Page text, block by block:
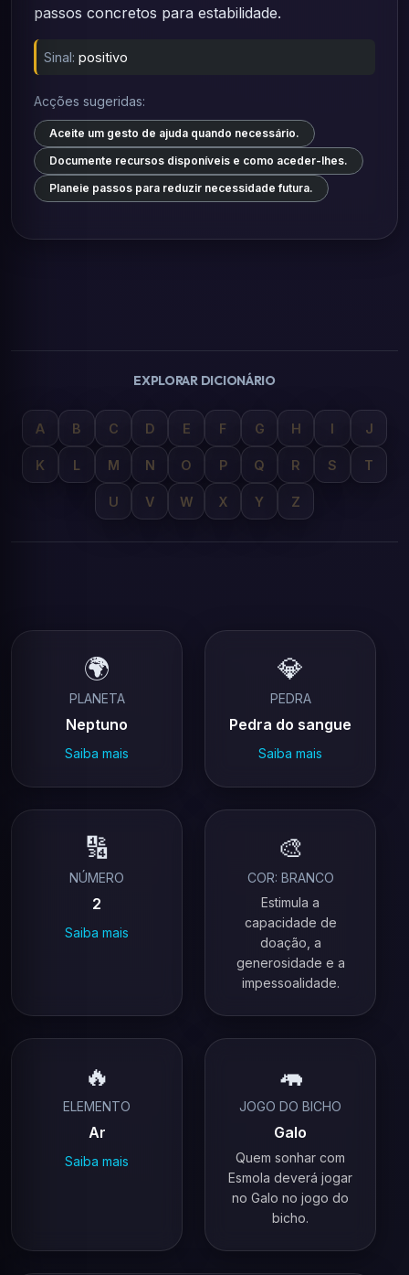
passos concretos para estabilidade.
Sinal: positivo
Acções sugeridas:
Aceite um gesto de ajuda quando necessário.
Documente recursos disponíveis e como aceder-lhes.
Planeie passos para reduzir necessidade futura.
EXPLORAR DICIONÁRIO
A B C D E F G H I J
K L M N O P Q R S T
U V W X Y Z
🌍
PLANETA
Neptuno
Saiba mais
💎
PEDRA
Pedra do sangue
Saiba mais
🔢
NÚMERO
2
Saiba mais
🎨
COR: BRANCO
Estimula a
capacidade de
doação, a
generosidade e a
impessoalidade.
🔥
ELEMENTO
Ar
Saiba mais
🦛
JOGO DO BICHO
Galo
Quem sonhar com
Esmola deverá jogar
no Galo no jogo do
bicho.